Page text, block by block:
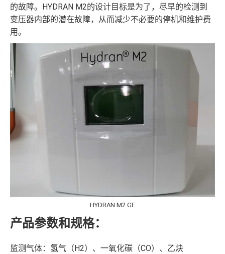
的故障。HYDRAN M2的设计目标是为了，尽早的检测到
变压器内部的潜在故障，从而减少不必要的停机和维护费
用。
HYDRAN M2 GE
产品参数和规格：
监测气体：氢气（H2）、一氧化碳（CO）、乙炔